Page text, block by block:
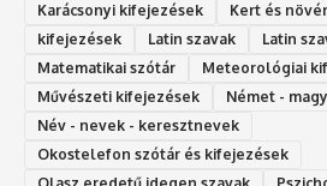
Karácsonyi kifejezések
Kert és
kifejezések
Latin szavak
Latin
Matematikai szótár
Meteorológiai
Művészeti kifejezések
Német -
Név - nevek - keresztnevek
Okostelefon szótár és kifejezések